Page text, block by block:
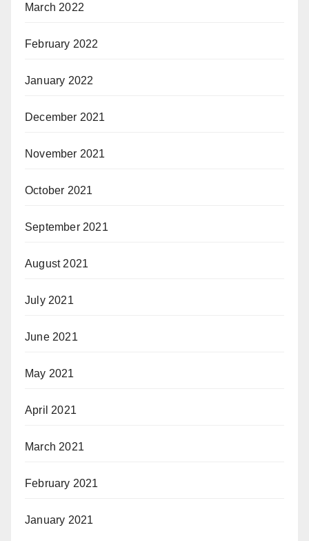
March 2022
February 2022
January 2022
December 2021
November 2021
October 2021
September 2021
August 2021
July 2021
June 2021
May 2021
April 2021
March 2021
February 2021
January 2021